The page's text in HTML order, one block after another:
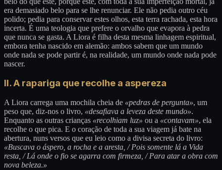
era demasiado belo para se lhe renunciar. Ele não pedia outro céu
polido; pedia para conservar estes olhos, esta terra rachada, esta hora
incerta. É uma teologia que prefere o orvalho que evapora à pedra
que nunca se gasta. A Liora é filha desta mesma linhagem espiritual,
embora tenha nascido em alemão: ambos sabem que um mundo
onde nada se pode partir é, na realidade, um mundo onde nada pode
nascer.
II. A rapariga que recolhe a aspereza
A Liora carrega uma mochila cheia de «pedras de pergunta», um
peso que, diz-nos o livro, «desafiava a leveza deste mundo».
Enquanto as outras crianças «recolhiam luz» ou a «contavam», ela
recolhe o que pica. E o coração de toda a sua viagem já bate na
abertura, nuns versos que eu leio como a divisa secreta do livro:
«Buscava o áspero, a rocha e a aresta, / Pois somente lá a Vida
resta, / Lá onde o fio se agarra com firmeza, / Para atar a obra com
nova beleza.»